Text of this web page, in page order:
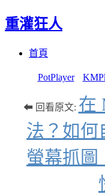
重灌狂人
首頁
PotPlayer
⬅ 回看原文: 在
法？如何
螢幕抓圖